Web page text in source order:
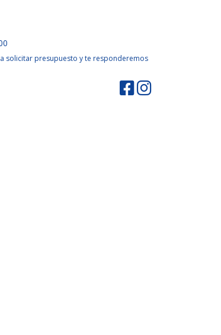
solicitar presupuesto y te responderemos